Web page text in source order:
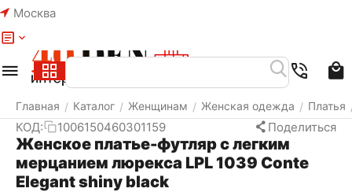
Москва
Главная / Каталог / Женщинам / Женская одежда / Платья
КОД: 1006150460301159 Поделиться
Женское платье-футляр с легким
мерцанием люрекса LPL 1039 Conte
Elegant shiny black
Меню